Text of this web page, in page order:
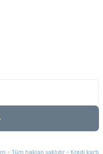
Tüm hakları saklıdır - Kredi kartı